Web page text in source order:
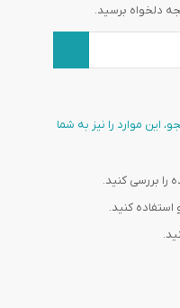
دلخواه برسید.
این موارد را نیز به شما
بررسی کنید.
کنید.